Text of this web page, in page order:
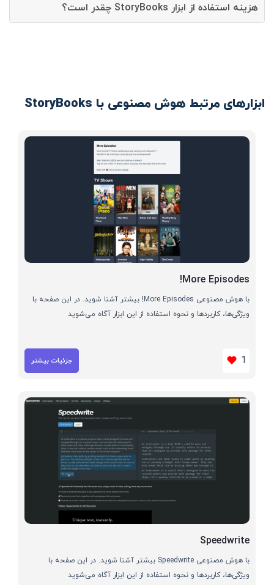
هزینه استفاده از ابزار StoryBooks چقدر است؟
ابزارهای مرتبط هوش مصنوعی با StoryBooks
More Episodes!
با هوش مصنوعی More Episodes! بیشتر آشنا شوید. در این صفحه با
ویژگی‌ها، کاربردها و نحوه استفاده از این ابزار آگاه می‌شوید
1 جزئیات بیشتر
Speedwrite
با هوش مصنوعی Speedwrite بیشتر آشنا شوید. در این صفحه با
ویژگی‌ها، کاربردها و نحوه استفاده از این ابزار آگاه می‌شوید